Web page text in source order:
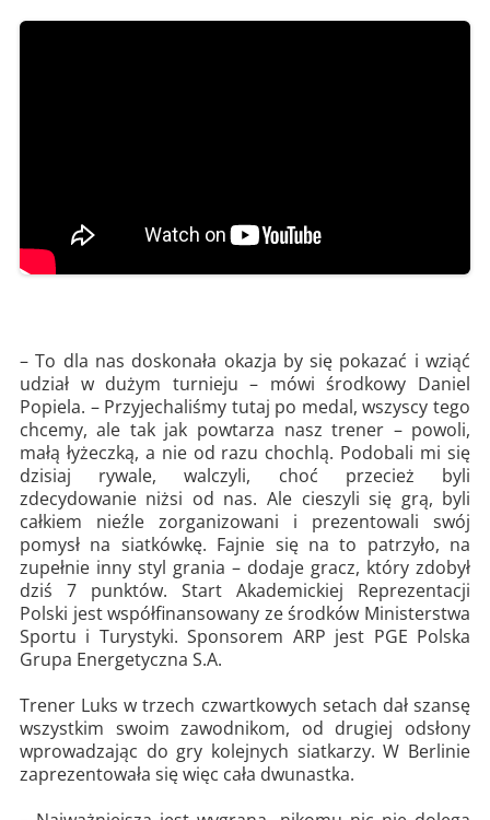
– To dla nas doskonała okazja by się pokazać i wziąć
udział w dużym turnieju – mówi środkowy Daniel
Popiela. – Przyjechaliśmy tutaj po medal, wszyscy tego
chcemy, ale tak jak powtarza nasz trener – powoli,
małą łyżeczką, a nie od razu chochlą. Podobali mi się
dzisiaj rywale, walczyli, choć przecież byli
zdecydowanie niżsi od nas. Ale cieszyli się grą, byli
całkiem nieźle zorganizowani i prezentowali swój
pomysł na siatkówkę. Fajnie się na to patrzyło, na
zupełnie inny styl grania – dodaje gracz, który zdobył
dziś 7 punktów. Start Akademickiej Reprezentacji
Polski jest współfinansowany ze środków Ministerstwa
Sportu i Turystyki. Sponsorem ARP jest PGE Polska
Grupa Energetyczna S.A.
Trener Luks w trzech czwartkowych setach dał szansę
wszystkim swoim zawodnikom, od drugiej odsłony
wprowadzając do gry kolejnych siatkarzy. W Berlinie
zaprezentowała się więc cała dwunastka.